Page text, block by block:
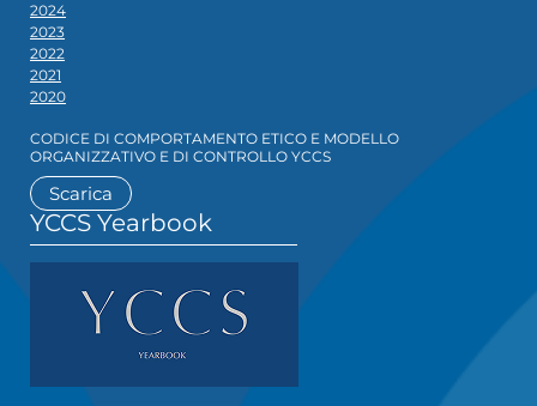
2024
2023
2022
2021
2020
CODICE DI COMPORTAMENTO ETICO E MODELLO
ORGANIZZATIVO E DI CONTROLLO YCCS
Scarica
YCCS Yearbook